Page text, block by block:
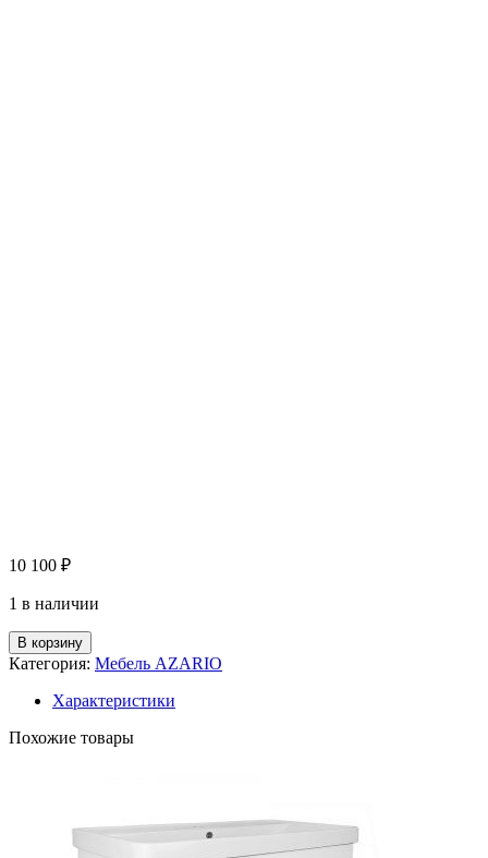
10 100 ₽
1 в наличии
В корзину
Категория: Мебель AZARIO
Характеристики
Похожие товары